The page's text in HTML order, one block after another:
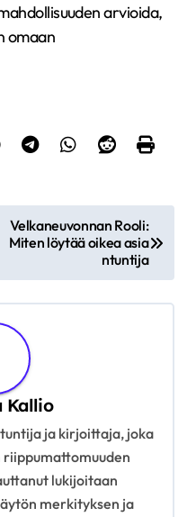
arvioida,
omaan
Velkaneuvonnan Rooli:
Miten löytää oikea asia
ntuntija
Kallio
ja kirjoittaja, joka
lukijoitaan
merkityksen ja